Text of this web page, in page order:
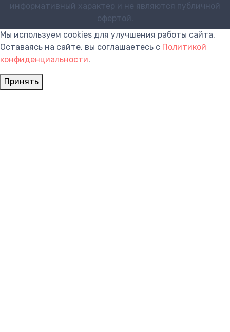
информативный характер и не являются публичной
офертой.
Мы используем cookies для улучшения работы сайта.
Оставаясь на сайте, вы соглашаетесь с Политикой
конфиденциальности.
Принять